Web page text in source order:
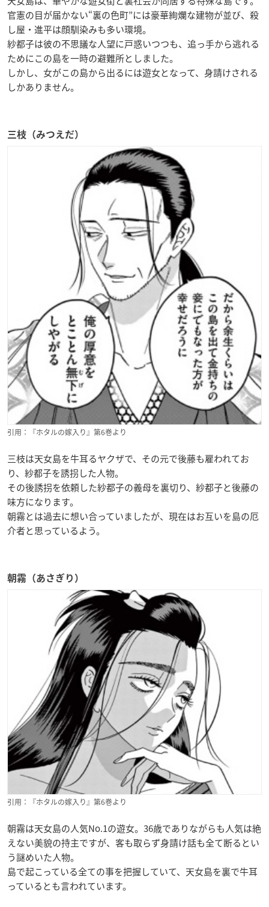
官憲の目が届かない“裏の色町”には豪華絢爛な建物が並び、殺
し屋・進平は顔馴染みも多い環境。
紗都子は彼の不思議な人望に戸惑いつつも、追っ手から逃れる
ためにこの島を一時の避難所としました。
しかし、女がこの島から出るには遊女となって、身請けされる
しかありません。
三枝（みつえだ）
引用：『ホタルの嫁入り』第6巻より
三枝は天女島を牛耳るヤクザで、その元で後藤も雇われてお
り、紗都子を誘拐した人物。
その後誘拐を依頼した紗都子の義母を裏切り、紗都子と後藤の
味方になります。
朝霧とは過去に想い合っていましたが、現在はお互いを島の厄
介者と思っているよう。
朝霧（あさぎり）
引用：『ホタルの嫁入り』第6巻より
朝霧は天女島の人気No.1の遊女。36歳でありながらも人気は絶
えない美貌の持主ですが、客も取らず身請け話も全て断るとい
う謎めいた人物。
島で起こっている全ての事を把握していて、天女島を裏で牛耳
っているとも言われています。